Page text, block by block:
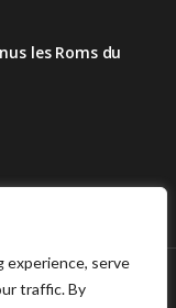
experience, serve
traffic. By
les Roms du
2024